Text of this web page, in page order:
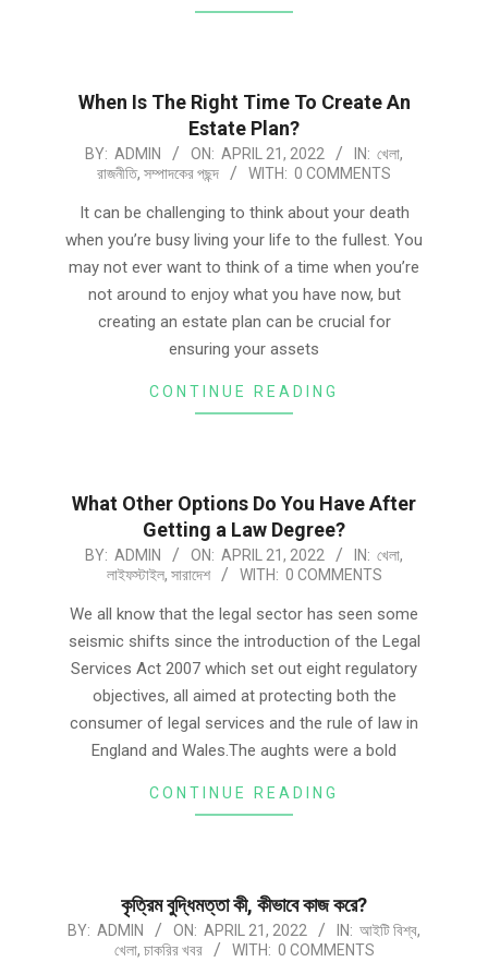
When Is The Right Time To Create An
Estate Plan?
BY: ADMIN ON: APRIL 21, 2022 IN: খেলা,
রাজনীতি, সম্পাদকের পছন্দ WITH: 0 COMMENTS
It can be challenging to think about your death
when you’re busy living your life to the fullest. You
may not ever want to think of a time when you’re
not around to enjoy what you have now, but
creating an estate plan can be crucial for
ensuring your assets
CONTINUE READING
What Other Options Do You Have After
Getting a Law Degree?
BY: ADMIN ON: APRIL 21, 2022 IN: খেলা,
লাইফস্টাইল, সারাদেশ WITH: 0 COMMENTS
We all know that the legal sector has seen some
seismic shifts since the introduction of the Legal
Services Act 2007 which set out eight regulatory
objectives, all aimed at protecting both the
consumer of legal services and the rule of law in
England and Wales.The aughts were a bold
CONTINUE READING
কৃত্রিম বুদ্ধিমত্তা কী, কীভাবে কাজ করে?
BY: ADMIN ON: APRIL 21, 2022 IN: আইটি বিশ্ব,
খেলা, চাকরির খবর WITH: 0 COMMENTS